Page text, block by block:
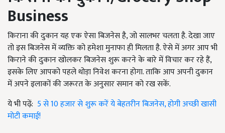
Business
किराना की दुकान यह एक ऐसा बिजनेस है, जो सालभर चलता है. देखा जाए
तो इस बिजनेस में व्यक्ति को हमेशा मुनाफा ही मिलता है. ऐसे में अगर आप भी
किराने की दुकान खोलकर बिजनेस शुरू करने के बारे में विचार कर रहे हैं,
इसके लिए आपको पहले थोड़ा निवेश करना होगा. ताकि आप अपनी दुकान
में अपने इलाकों की जरूरत के अनुसार समान को रख सकें.
ये भी पढ़ें: 5 से 10 हजार से शुरू करें ये बेहतरीन बिजनेस, होगी अच्छी खासी
मोटी कमाई!